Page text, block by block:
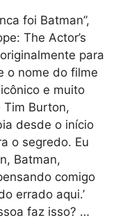
foi Batman”,
The Actor’s
para
o nome do filme
e muito
Tim Burton,
desde o início
o segredo. Eu
Batman,
comigo
errado aqui.’
faz isso? …